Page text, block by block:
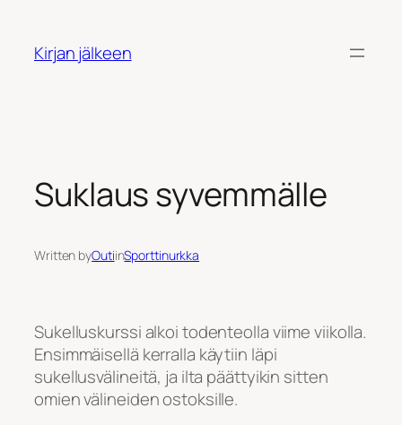
Kirjan jälkeen
Suklaus syvemmälle
Written byOutiinSporttinurkka
Sukelluskurssi alkoi todenteolla viime viikolla.
Ensimmäisellä kerralla käytiin läpi
sukellusvälineitä, ja ilta päättyikin sitten
omien välineiden ostoksille.